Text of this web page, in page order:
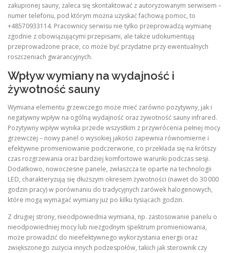
zakupionej sauny, zaleca się skontaktować z autoryzowanym serwisem –
numer telefonu, pod którym można uzyskać fachową pomoc, to
+48570933114. Pracownicy serwisu nie tylko przeprowadzą wymianę
zgodnie z obowiązującymi przepisami, ale także udokumentują
przeprowadzone prace, co może być przydatne przy ewentualnych
roszczeniach gwarancyjnych.
Wpływ wymiany na wydajność i
żywotność sauny
Wymiana elementu grzewczego może mieć zarówno pozytywny, jak i
negatywny wpływ na ogólną wydajność oraz żywotność sauny infrared.
Pozytywny wpływ wynika przede wszystkim z przywrócenia pełnej mocy
grzewczej – nowy panel o wysokiej jakości zapewnia równomierne i
efektywne promieniowanie podczerwone, co przekłada się na krótszy
czas rozgrzewania oraz bardziej komfortowe warunki podczas sesji.
Dodatkowo, nowoczesne panele, zwłaszcza te oparte na technologii
LED, charakteryzują się dłuższym okresem żywotności (nawet do 30 000
godzin pracy) w porównaniu do tradycyjnych żarówek halogenowych,
które mogą wymagać wymiany już po kilku tysiącach godzin.
Z drugiej strony, nieodpowiednia wymiana, np. zastosowanie panelu o
nieodpowiedniej mocy lub niezgodnym spektrum promieniowania,
może prowadzić do nieefektywnego wykorzystania energii oraz
zwiększonego zużycia innych podzespołów, takich jak sterownik czy